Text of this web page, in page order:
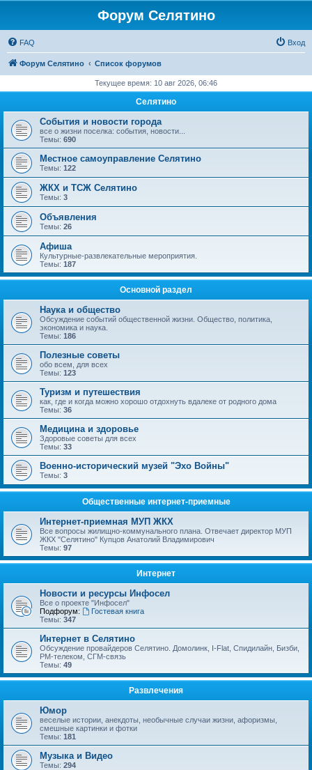
Форум Селятино
FAQ Вход
Форум Селятино Список форумов
Текущее время: 10 авг 2026, 06:46
Селятино
События и новости города
все о жизни поселка: события, новости...
Темы: 690
Местное самоуправление Селятино
Темы: 122
ЖКХ и ТСЖ Селятино
Темы: 3
Объявления
Темы: 26
Афиша
Культурные-развлекательные мероприятия.
Темы: 187
Основной раздел
Наука и общество
Обсуждение событий общественной жизни. Общество, политика,
экономика и наука.
Темы: 186
Полезные советы
обо всем, для всех
Темы: 123
Туризм и путешествия
как, где и когда можно хорошо отдохнуть вдалеке от родного дома
Темы: 36
Медицина и здоровье
Здоровые советы для всех
Темы: 33
Военно-исторический музей "Эхо Войны"
Темы: 3
Общественные интернет-приемные
Интернет-приемная МУП ЖКХ
Все вопросы жилищно-коммунального плана. Отвечает директор МУП
ЖКХ "Селятино" Купцов Анатолий Владимирович
Темы: 97
Интернет
Новости и ресурсы Инфосел
Все о проекте "Инфосел"
Подфорум:
Гостевая книга
Темы: 347
Интернет в Селятино
Обсуждение провайдеров Селятино. Домолинк, I-Flat, Спидилайн, Бизби,
РМ-телеком, СГМ-связь
Темы: 49
Развлечения
Юмор
веселые истории, анекдоты, необычные случаи жизни, афоризмы,
смешные картинки и фотки
Темы: 181
Музыка и Видео
Темы: 294